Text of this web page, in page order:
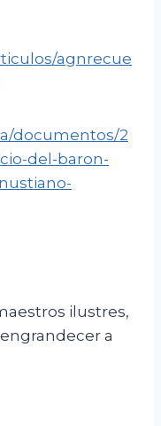
agnrecue
documentos/2
del-baron-
ilustres,
a